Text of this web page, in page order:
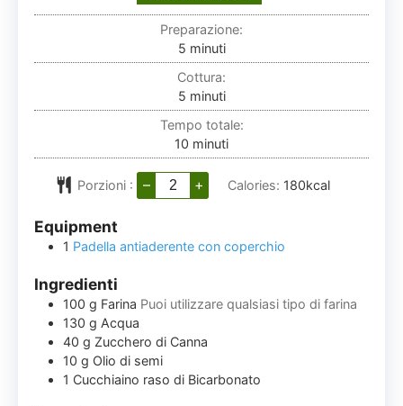
Preparazione:
5minuti
minuti
Cottura:
5minuti
minuti
Tempo totale:
10 minuti
minuti
Porzioni : – + Calories: 180kcal
Equipment
1 Padella antiaderente con coperchio
Ingredienti
100 g Farina Puoi utilizzare qualsiasi tipo di farina
130 g Acqua
40 g Zucchero di Canna
10 g Olio di semi
1 Cucchiaino raso di Bicarbonato